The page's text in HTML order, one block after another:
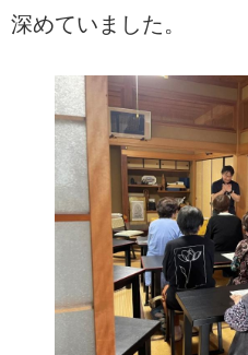
深めていました。